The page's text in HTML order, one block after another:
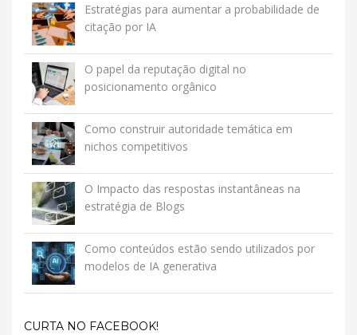
Estratégias para aumentar a probabilidade de
citação por IA
O papel da reputação digital no
posicionamento orgânico
Como construir autoridade temática em
nichos competitivos
O Impacto das respostas instantâneas na
estratégia de Blogs
Como conteúdos estão sendo utilizados por
modelos de IA generativa
CURTA NO FACEBOOK!